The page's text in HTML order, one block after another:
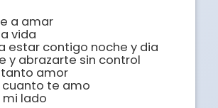
a amar
vida
estar contigo noche y dia
y abrazarte sin control
amor
cuanto te amo
lado